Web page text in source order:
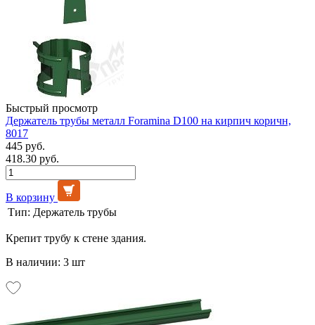
Быстрый просмотр
Держатель трубы металл Foramina D100 на кирпич коричн,
8017
445 руб.
418.30 руб.
В корзину
Тип: Держатель трубы
Крепит трубу к стене здания.
В наличии: 3 шт